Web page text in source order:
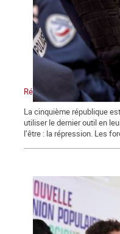
Répression, maître-mot de
La cinquième république
utiliser le dernier outil en
l’être : la répression. Les